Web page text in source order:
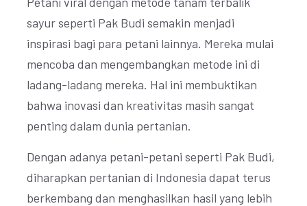
sayur seperti Pak Budi semakin menjadi
inspirasi bagi para petani lainnya. Mereka mulai
mencoba dan mengembangkan metode ini di
ladang-ladang mereka. Hal ini membuktikan
bahwa inovasi dan kreativitas masih sangat
penting dalam dunia pertanian.
Dengan adanya petani-petani seperti Pak Budi,
diharapkan pertanian di Indonesia dapat terus
berkembang dan menghasilkan hasil yang lebih